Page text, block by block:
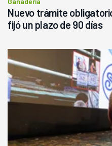
Nuevo trámite
fijó un plazo de 90 días